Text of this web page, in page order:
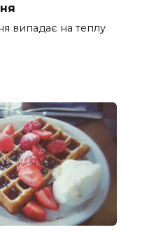
випадає на теплу